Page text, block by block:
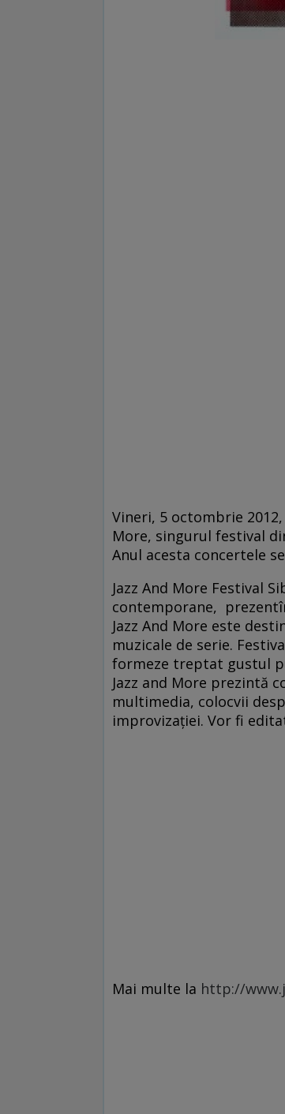
Vineri, 5 octombrie
More, singurul festival
Anul acesta concertele
Jazz And More Festival
contemporane,
Jazz And More este
muzicale de serie.
formeze treptat gustul
Jazz and More prezintă
multimedia, colocvii
improvizaţiei. Vor fi
Mai multe la http://